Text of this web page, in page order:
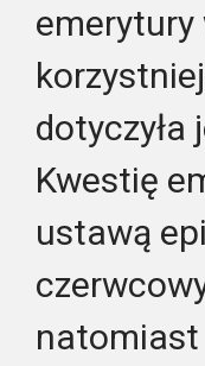
emerytury
dotyczyła
Kwestię
ustawą
natomiast